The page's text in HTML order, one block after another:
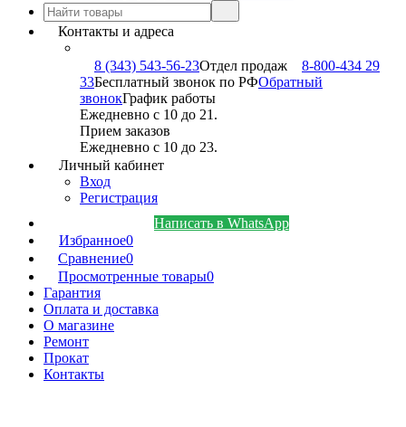
Контакты и адреса
8 (343) 543-56-23Отдел продаж
8-800-434 29
33Бесплатный звонок по РФОбратный
звонокГрафик работы
Ежедневно с 10 до 21.
Прием заказов
Ежедневно с 10 до 23.
Личный кабинет
Вход
Регистрация
Написать в WhatsApp
Избранное0
Сравнение0
Просмотренные товары0
Гарантия
Оплата и доставка
О магазине
Ремонт
Прокат
Контакты